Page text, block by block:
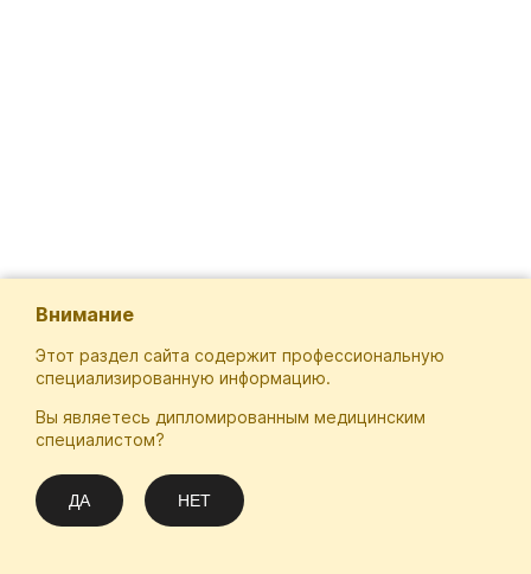
Внимание
Этот раздел сайта содержит профессиональную
специализированную информацию.
Вы являетесь дипломированным медицинским
специалистом?
ДА НЕТ
Отечественная Школа Онкологов
Email
info@practical-oncology.ru